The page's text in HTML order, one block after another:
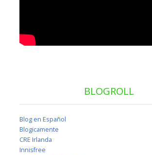
BLOGROLL
Blog en Español
Blogicamente
CRE Irlanda
Innisfree